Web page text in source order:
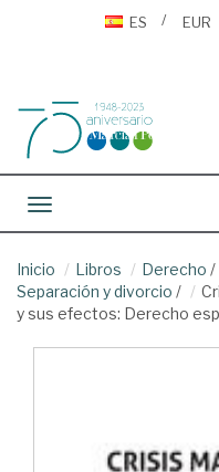
ES
EUR
Toggle navigation
Inicio Libros Derecho /
Separación y divorcio /
y sus efectos: Derecho